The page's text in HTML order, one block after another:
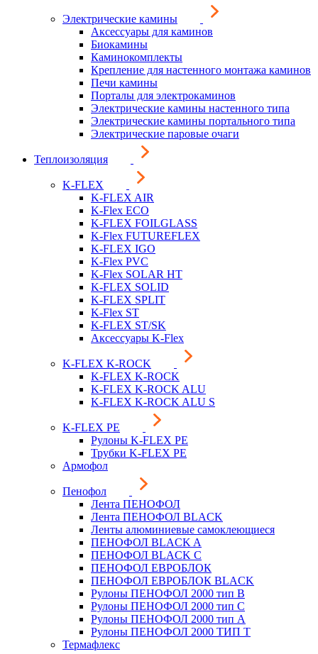
Электрические камины
Аксессуары для каминов
Биокамины
Каминокомплекты
Крепление для настенного монтажа каминов
Печи камины
Порталы для электрокаминов
Электрические камины настенного типа
Электрические камины портального типа
Электрические паровые очаги
Теплоизоляция
K-FLEX
K-FLEX AIR
K-Flex ECO
K-FLEX FOILGLASS
K-Flex FUTUREFLEX
K-FLEX IGO
K-Flex PVC
K-Flex SOLAR HT
K-FLEX SOLID
K-FLEX SPLIT
K-Flex ST
K-FLEX ST/SK
Аксессуары K-Flex
K-FLEX K-ROCK
K-FLEX K-ROCK
K-FLEX K-ROCK ALU
K-FLEX K-ROCK ALU S
K-FLEX PE
Рулоны K-FLEX PE
Трубки K-FLEX PE
Армофол
Пенофол
Лента ПЕНОФОЛ
Лента ПЕНОФОЛ BLACK
Ленты алюминиевые самоклеющиеся
ПЕНОФОЛ BLACK A
ПЕНОФОЛ BLACK С
ПЕНОФОЛ ЕВРОБЛОК
ПЕНОФОЛ ЕВРОБЛОК BLACK
Рулоны ПЕНОФОЛ 2000 тип B
Рулоны ПЕНОФОЛ 2000 тип C
Рулоны ПЕНОФОЛ 2000 тип А
Рулоны ПЕНОФОЛ 2000 ТИП Т
Термафлекс